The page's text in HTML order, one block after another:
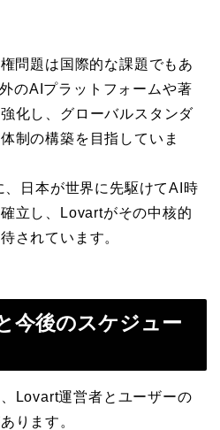
問題は国際的な課題でもあ
のAIプラットフォームや著
化し、グローバルスタンダ
制の構築を目指していま
日本が世界に先駆けてAI時
立し、Lovartがその中核的
されています。
今後のスケジュー
Lovart運営者とユーザーの
ります。